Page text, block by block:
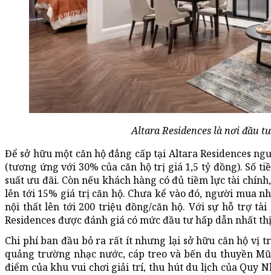
Altara Residences là nơi đầu
Để sở hữu một căn hộ đẳng cấp tại Altara Residences
(tương ứng với 30% của căn hộ trị giá 1,5 tỷ đồng). Số
suất ưu đãi. Còn nếu khách hàng có đủ tiềm lực tài
lên tới 15% giá trị căn hộ. Chưa kể vào đó, người mua
nội thất lên tới 200 triệu đồng/căn hộ. Với sự hỗ trợ
Residences được đánh giá có mức đầu tư hấp dẫn nhất
Chi phí ban đầu bỏ ra rất ít nhưng lại sở hữu căn hộ vị
quảng trường nhạc nước, cáp treo và bến du thuyền
điểm của khu vui chơi giải trí, thu hút du lịch của Quy